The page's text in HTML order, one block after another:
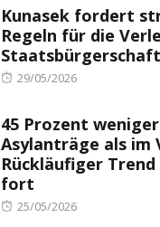
Kunasek fordert
Regeln für die
Staatsbürgerschaft
Posted
29/05/2026
45 Prozent weniger
Asylanträge als im
Rückläufiger
fort
Posted
25/05/2026